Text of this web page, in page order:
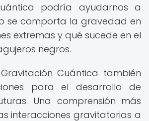
podría ayudarnos a
se comporta la gravedad en
extremas y qué sucede en el
negros.
Cuántica también
para el desarrollo de
Una comprensión más
interacciones gravitatorias a